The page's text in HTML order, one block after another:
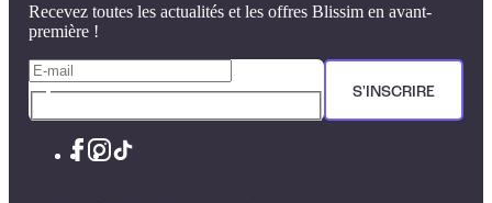
Recevez toutes les actualités et les offres Blissim en avant-
première !
S'INSCRIRE